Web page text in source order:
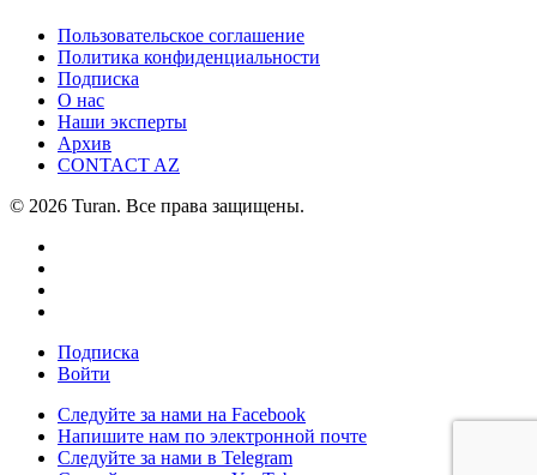
Пользовательское соглашение
Политика конфиденциальности
Подписка
О нас
Наши эксперты
Архив
CONTACT AZ
© 2026 Turan. Все права защищены.
Подписка
Войти
Следуйте за нами на Facebook
Напишите нам по электронной почте
Следуйте за нами в Telegram